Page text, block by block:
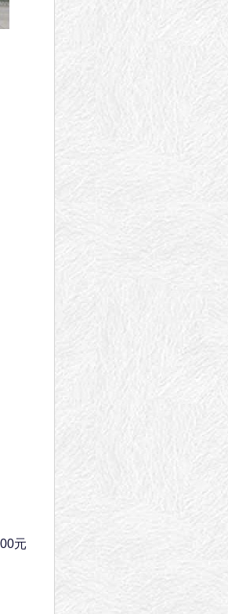
元